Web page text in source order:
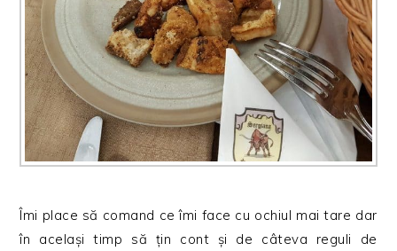
Îmi place să comand ce îmi face cu ochiul mai tare dar
în același timp să țin cont și de câteva reguli de